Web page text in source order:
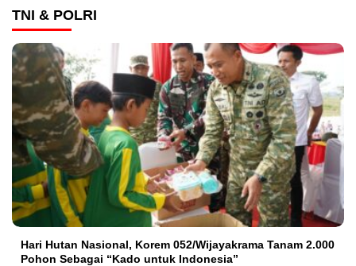
TNI & POLRI
Hari Hutan Nasional, Korem 052/Wijayakrama Tanam 2.000
Pohon Sebagai “Kado untuk Indonesia”